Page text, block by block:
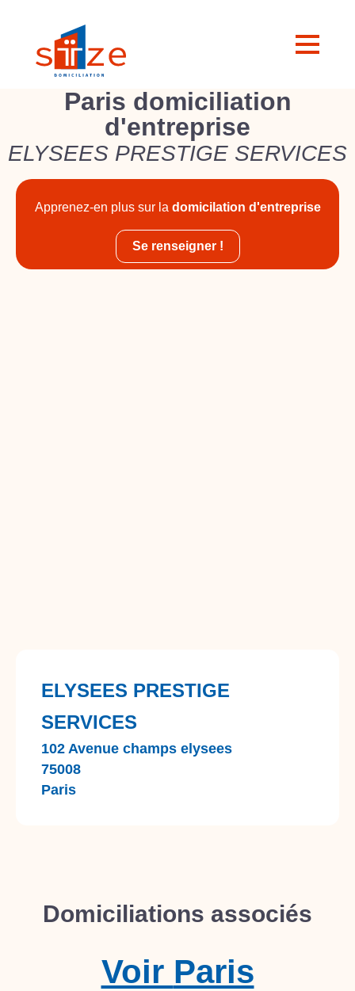
Paris domiciliation
d'entreprise
ELYSEES PRESTIGE SERVICES
Apprenez-en plus sur la domicilation d'entreprise
Se renseigner !
ELYSEES PRESTIGE
SERVICES
102 Avenue champs elysees
75008
Paris
Domiciliations associés
Paris
Voir